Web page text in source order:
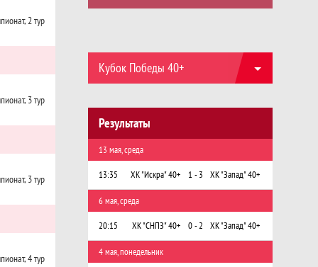
2 тур
3 тур
3 тур
4 тур
Кубок Победы 40+
Результаты
13 мая, среда
13:35 ХК "Искра" 40+ 1 - 3 ХК "Запад" 40+
6 мая, среда
20:15 ХК "СНПЗ" 40+ 0 - 2 ХК "Запад" 40+
4 мая, понедельник